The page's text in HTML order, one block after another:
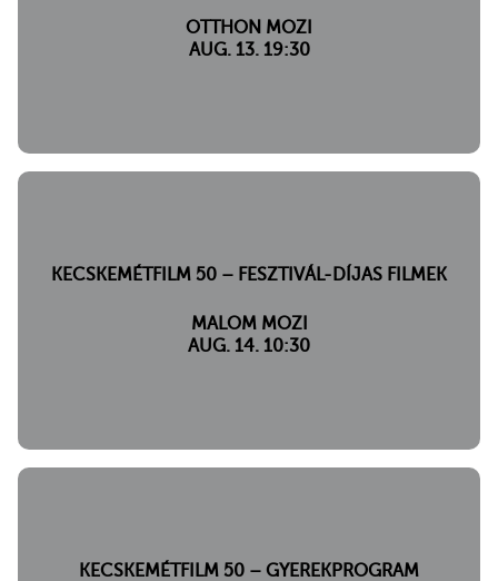
OTTHON MOZI
AUG. 13. 19:30
KECSKEMÉTFILM 50 – FESZTIVÁL-DÍJAS FILMEK
MALOM MOZI
AUG. 14. 10:30
KECSKEMÉTFILM 50 – GYEREKPROGRAM